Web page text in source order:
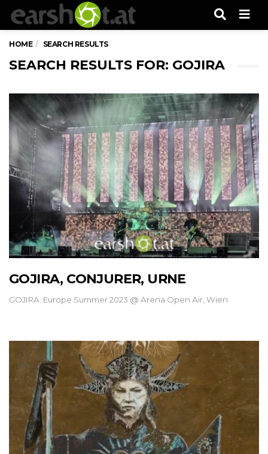
HOME SEARCH RESULTS
SEARCH RESULTS FOR: GOJIRA
GOJIRA, CONJURER, URNE
GOJIRA: Europe Summer 2023 @ Arena Open Air, Wien